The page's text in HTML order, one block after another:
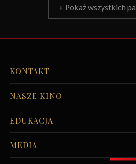
+ Pokaż wszystkich
KONTAKT
NASZE KINO
EDUKACJA
MEDIA